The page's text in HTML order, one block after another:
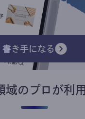
書き手になる
域のプロが利用